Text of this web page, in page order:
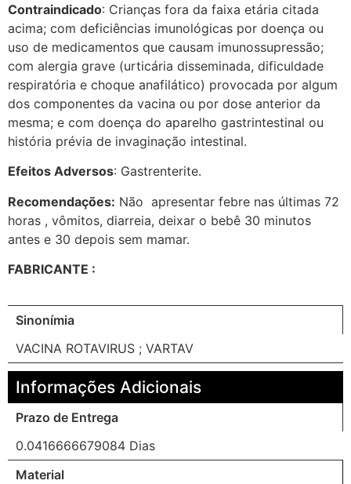
Contraindicado: Crianças fora da faixa etária citada
acima; com deficiências imunológicas por doença ou
uso de medicamentos que causam imunossupressão;
com alergia grave (urticária disseminada, dificuldade
respiratória e choque anafilático) provocada por algum
dos componentes da vacina ou por dose anterior da
mesma; e com doença do aparelho gastrintestinal ou
história prévia de invaginação intestinal.
Efeitos Adversos: Gastrenterite.
Recomendações: Não apresentar febre nas últimas 72
horas , vômitos, diarreia, deixar o bebê 30 minutos
antes e 30 depois sem mamar.
FABRICANTE :
Sinonímia
VACINA ROTAVIRUS ; VARTAV
Informações Adicionais
Prazo de Entrega
0.0416666679084 Dias
Material